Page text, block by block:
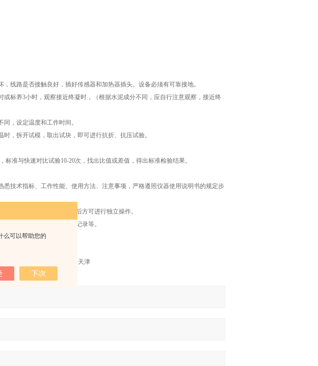
么可以帮助您的
线路是否接触良好，插好传感器和加热器插头。设备必须有可靠接地。
或标养3小时，观察接近终凝时，（根据水泥成分不同，应自行注意观察，接近终
，设定温度和工作时间。
，拆开试模，取出试块，即可进行抗折、抗压试验。
准与快速对比试验10-20次，找出比值或差值，得出标准检验结果。
技术指标、工作性能、使用方法、注意事项，严格遵照仪器使用说明书的规定步
导下进行操作，熟练掌握后方可进行独立操作。
整齐，便于操作，观察及记录等。
40型水泥卧式恒温水养护箱天津